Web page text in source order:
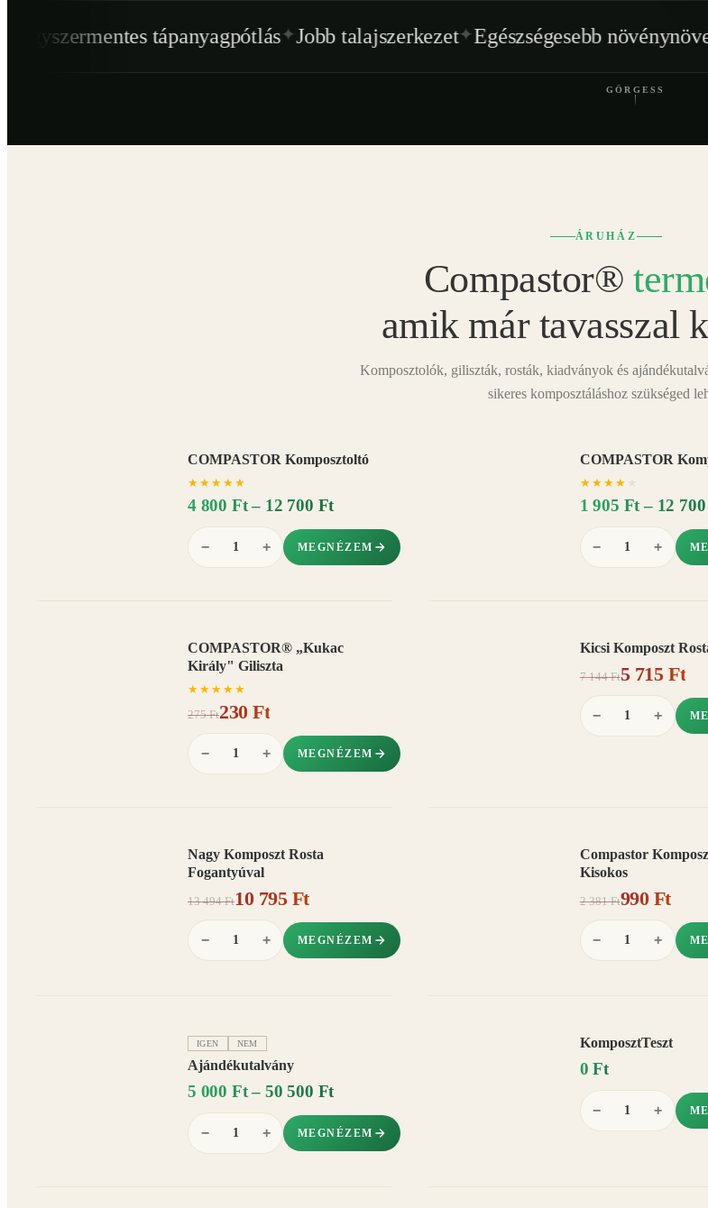
✦Jobb talajszerkezet✦Egészségesebb növénynövekedés✦Beltéren
GÖRGESS
ÁRUHÁZ
Compastor®
amik már tavasszal
Komposztolók, giliszták, rosták, kiadványok és
sikeres komposztáláshoz szükséged
COMPASTOR Komposztoltó
★ ★ ★ ★ ★
4 800 Ft – 12 700 Ft
− + MEGNÉZEM
COMPASTOR
★ ★ ★ ★
1 905 Ft – 12
− +
COMPASTOR® „Kukac
Király" Giliszta
★ ★ ★ ★ ★
275 Ft230 Ft
− + MEGNÉZEM
Kicsi Komposzt
7 144 Ft5 715 Ft
− +
Nagy Komposzt Rosta
Fogantyúval
13 494 Ft10 795 Ft
− + MEGNÉZEM
Compastor
Kisokos
2 381 Ft990 Ft
− +
IGEN NEM
Ajándékutalvány
5 000 Ft – 50 500 Ft
− + MEGNÉZEM
KomposztTeszt
0 Ft
− +